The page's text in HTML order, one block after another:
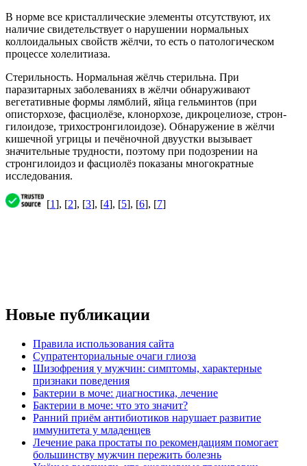
В норме все кристаллические элементы отсутствуют, их
наличие свидетельствует о нарушении нормальных
коллоидальных свойств жёлчи, то есть о патологическом
процессе холелитиаза.
Стерильность. Нормальная жёлчь стерильна. При
паразитарных заболеваниях в жёлчи обнаруживают
вегетативные формы лямблий, яйца гельминтов (при
описторхозе, фасциолёзе, клонорхозе, дикроцелиозе, строн-
гилоидозе, трихостронгилоидозе). Обнаружение в жёлчи
кишечной угрицы и печёночной двуустки вызывает
значительные трудности, поэтому при подозрении на
стронгилоидоз и фасциолёз показаны многократные
исследования.
[1], [2], [3], [4], [5], [6], [7]
Новые публикации
Правила использования сайта
Супратенториальные очаги глиоза
Шизофрения у мужчин: симптомы, характерные
признаки поведения
Бактерии в моче: диагностика, лечение
Бактерии в моче: что это значит?
Ранний приём антибиотиков нарушает развитие
иммунитета у младенцев
Лечение рака простаты по рекомендациям помогает
большинству мужчин пережить болезнь